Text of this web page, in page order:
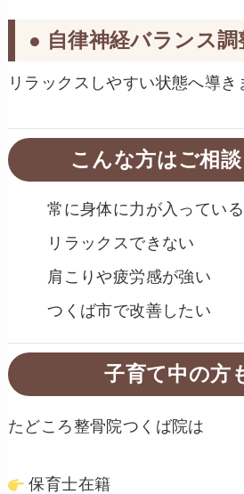
● 自律神経バランス調
リラックスしやすい状態へ導き
こんな方はご相
常に身体に力が入っている
リラックスできない
肩こりや疲労感が強い
つくば市で改善したい
子育て中の方
たどころ整骨院つくば院は
保育士在籍